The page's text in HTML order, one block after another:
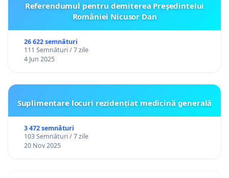
Referendumul pentru demiterea Preşedintelui
României Nicusor Dan
26 622 semnături
111 Semnături / 7 zile
4 Jun 2025
Suplimentare locuri rezidențiat medicină generală
3 472 semnături
103 Semnături / 7 zile
20 Nov 2025